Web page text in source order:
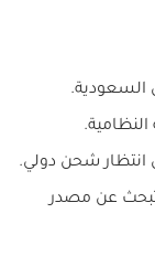
السعودية.
انتظار شحن دولي.
عن مصدر